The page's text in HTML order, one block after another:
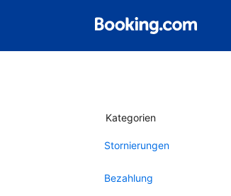
Kategorien
Stornierungen
Bezahlung